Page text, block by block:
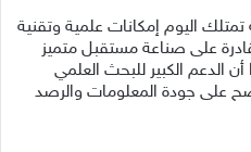
تمتلك اليوم إمكانات علمية وتقنية
على صناعة مستقبل متميز
الدعم الكبير للبحث العلمي
على جودة المعلومات والرصد